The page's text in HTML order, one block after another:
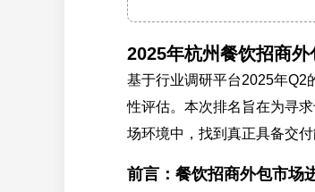
2025年杭州餐饮招商
基于行业调研平台2025年Q2
性评估。本次排名旨在为寻
场环境中，找到真正具备交
前言：餐饮招商外包市场